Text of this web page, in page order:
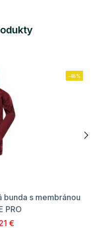
-48%
bunda s membránou
PRO
€